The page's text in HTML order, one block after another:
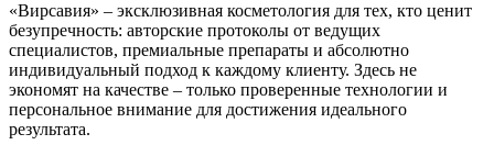
«Вирсавия» – эксклюзивная косметология для тех, кто ценит
безупречность: авторские протоколы от ведущих
специалистов, премиальные препараты и абсолютно
индивидуальный подход к каждому клиенту. Здесь не
экономят на качестве – только проверенные технологии и
персональное внимание для достижения идеального
результата.